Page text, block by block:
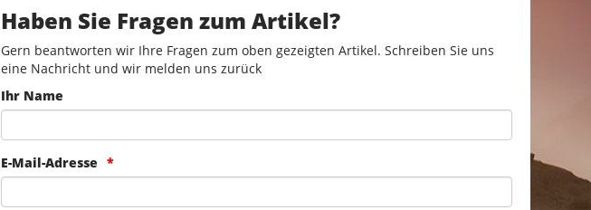
Haben Sie Fragen zum Artikel?
Gern beantworten wir Ihre Fragen zum oben gezeigten Artikel. Schreiben Sie uns
eine Nachricht und wir melden uns zurück
Ihr Name
E-Mail-Adresse